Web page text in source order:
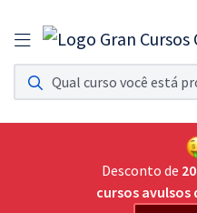
Assinatura Ilimitada 11
Acesso a todos os cursos. Teste grátis
Assinatura OAB Até Passar
Acesso ilimitado a toda preparação
Desconto de
cursos avulsos